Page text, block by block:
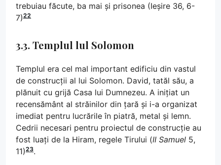
trebuiau făcute, ba mai și prisonea (Ieșire 36, 6-
7)22
3.3. Templul lul Solomon
Templul era cel mal important edificiu din vastul
de construcții al lui Solomon. David, tatăl său, a
plănuit cu grijă Casa lui Dumnezeu. A inițiat un
recensământ al străinilor din țară și i-a organizat
imediat pentru lucrările în piatră, metal și lemn.
Cedrii necesari pentru proiectul de construcție au
fost luați de la Hiram, regele Tirului (II Samuel 5,
11)23.